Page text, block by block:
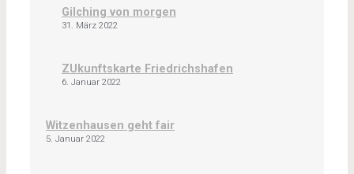
Gilching von morgen
31. März 2022
ZUkunftskarte Friedrichshafen
6. Januar 2022
Witzenhausen geht fair
5. Januar 2022